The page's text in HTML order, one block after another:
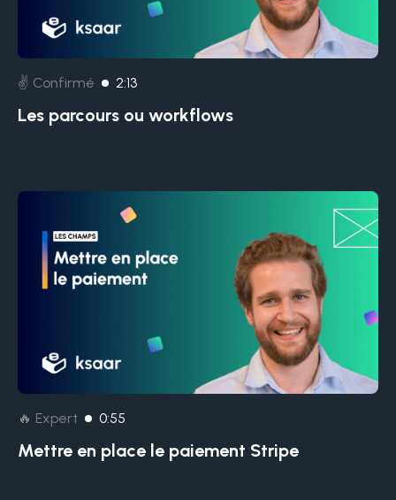
✌️ Confirmé 2:13
Les parcours ou workflows
🔥 Expert 0:55
Mettre en place le paiement Stripe